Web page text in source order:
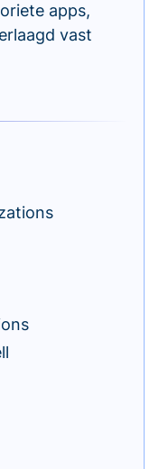
apps,
vast